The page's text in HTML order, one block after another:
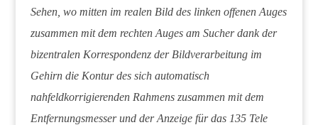
Sehen, wo mitten im realen Bild des linken offenen Auges
zusammen mit dem rechten Auges am Sucher dank der
bizentralen Korrespondenz der Bildverarbeitung im
Gehirn die Kontur des sich automatisch
nahfeldkorrigierenden Rahmens zusammen mit dem
Entfernungsmesser und der Anzeige für das 135 Tele